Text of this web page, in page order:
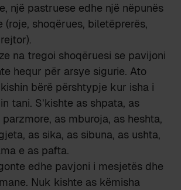
një pastruese edhe një nëpunës
(roje, shoqërues, biletëprerës,
na tregoi shoqëruesi se pavijoni
hequr për arsye sigurie. Ato
bërë përshtypje kur isha i
tani. S’kishte as shpata, as
as mburoja, as heshta,
as sika, as sibuna, as ushta,
e as pafta.
edhe pavjoni i mesjetës dhe
Nuk kishte as këmisha